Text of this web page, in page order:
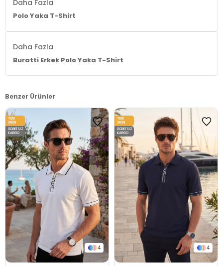
Daha Fazla
Polo Yaka T-Shirt
Daha Fazla
Buratti Erkek Polo Yaka T-Shirt
Benzer Ürünler
4
YENI
ÜRÜN
ÜCRETSIZ
KARGO
4
YENI
ÜRÜN
ÜCRETSIZ
KARGO